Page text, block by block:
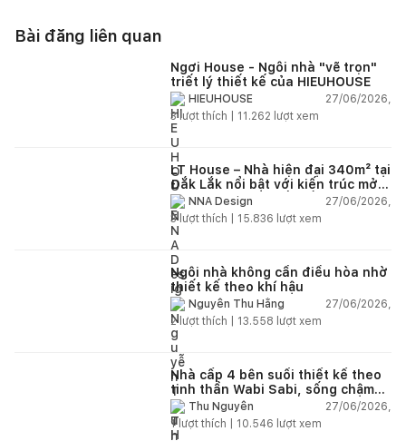
Bài đăng liên quan
Ngơi House - Ngôi nhà "vẽ trọn"
triết lý thiết kế của HIEUHOUSE
HIEUHOUSE
27/06/2026,
3lượt thích | 11.262 lượt xem
LT House – Nhà hiện đại 340m² tại
Đắk Lắk nổi bật với kiến trúc mở
và hệ sân vườn kết nối thiên
nhiên
NNA Design
27/06/2026,
3lượt thích | 15.836 lượt xem
Ngôi nhà không cần điều hòa nhờ
thiết kế theo khí hậu
Nguyễn Thu Hằng
27/06/2026,
2lượt thích | 13.558 lượt xem
Nhà cấp 4 bên suối thiết kế theo
tinh thần Wabi Sabi, sống chậm
giữa thiên nhiên
Thu Nguyễn
27/06/2026,
1lượt thích | 10.546 lượt xem